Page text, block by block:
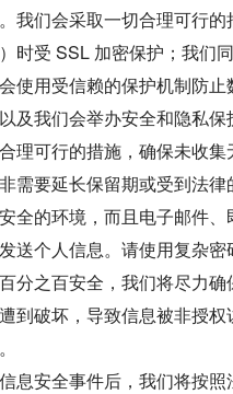
我们会采取一切合理可行
）时受 SSL 加密保护；我
使用受信赖的保护机制防
及我们会举办安全和隐私
理可行的措施，确保未收
需要延长保留期或受到法律
全的环境，而且电子邮件
送个人信息。请使用复杂密
分之百安全，我们将尽力
到破坏，导致信息被非授
息安全事件后，我们将按